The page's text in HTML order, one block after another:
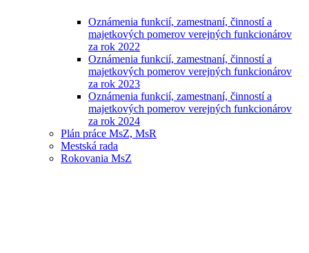
Oznámenia funkcií, zamestnaní, činností a
majetkových pomerov verejných funkcionárov
za rok 2022
Oznámenia funkcií, zamestnaní, činností a
majetkových pomerov verejných funkcionárov
za rok 2023
Oznámenia funkcií, zamestnaní, činností a
majetkových pomerov verejných funkcionárov
za rok 2024
Plán práce MsZ, MsR
Mestská rada
Rokovania MsZ